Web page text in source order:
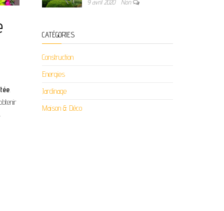
.
9 avril 2020 Non
CATÉGORIES
Construction
Energies
Jardinage
Maison & Déco